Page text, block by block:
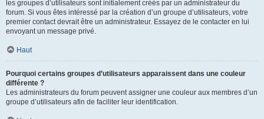
les groupes d’utilisateurs sont initialement créés par un administrateur du
forum. Si vous êtes intéressé par la création d’un groupe d’utilisateurs, votre
premier contact devrait être un administrateur. Essayez de le contacter en lui
envoyant un message privé.
Haut
Pourquoi certains groupes d’utilisateurs apparaissent dans une couleur
différente ?
Les administrateurs du forum peuvent assigner une couleur aux membres d’un
groupe d’utilisateurs afin de faciliter leur identification.